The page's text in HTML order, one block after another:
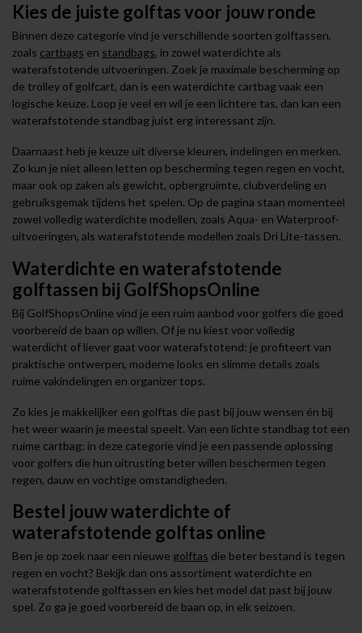
Kies de juiste golftas voor jouw ronde
Binnen deze categorie vind je verschillende soorten golftassen,
zoals cartbags en standbags, in zowel waterdichte als
waterafstotende uitvoeringen. Zoek je maximale bescherming op
de trolley of golfcart, dan is een waterdichte cartbag vaak een
logische keuze. Loop je veel en wil je een lichtere tas, dan kan een
waterafstotende standbag juist erg interessant zijn.
Daarnaast heb je keuze uit diverse kleuren, indelingen en merken.
Zo kun je niet alleen letten op bescherming tegen regen en vocht,
maar ook op zaken als gewicht, opbergruimte, clubverdeling en
gebruiksgemak tijdens het spelen. Op de pagina staan momenteel
zowel volledig waterdichte modellen, zoals Aqua- en Waterproof-
uitvoeringen, als waterafstotende modellen zoals Dri Lite-tassen.
Waterdichte en waterafstotende
golftassen bij GolfShopsOnline
Bij GolfShopsOnline vind je een ruim aanbod voor golfers die goed
voorbereid de baan op willen. Of je nu kiest voor volledig
waterdicht of liever gaat voor waterafstotend: je profiteert van
praktische ontwerpen, moderne looks en slimme details zoals
ruime vakindelingen en organizer tops.
Zo kies je makkelijker een golftas die past bij jouw wensen én bij
het weer waarin je meestal speelt. Van een lichte standbag tot een
ruime cartbag: in deze categorie vind je een passende oplossing
voor golfers die hun uitrusting beter willen beschermen tegen
regen, dauw en vochtige omstandigheden.
Bestel jouw waterdichte of
waterafstotende golftas online
Ben je op zoek naar een nieuwe golftas die beter bestand is tegen
regen en vocht? Bekijk dan ons assortiment waterdichte en
waterafstotende golftassen en kies het model dat past bij jouw
spel. Zo ga je goed voorbereid de baan op, in elk seizoen.